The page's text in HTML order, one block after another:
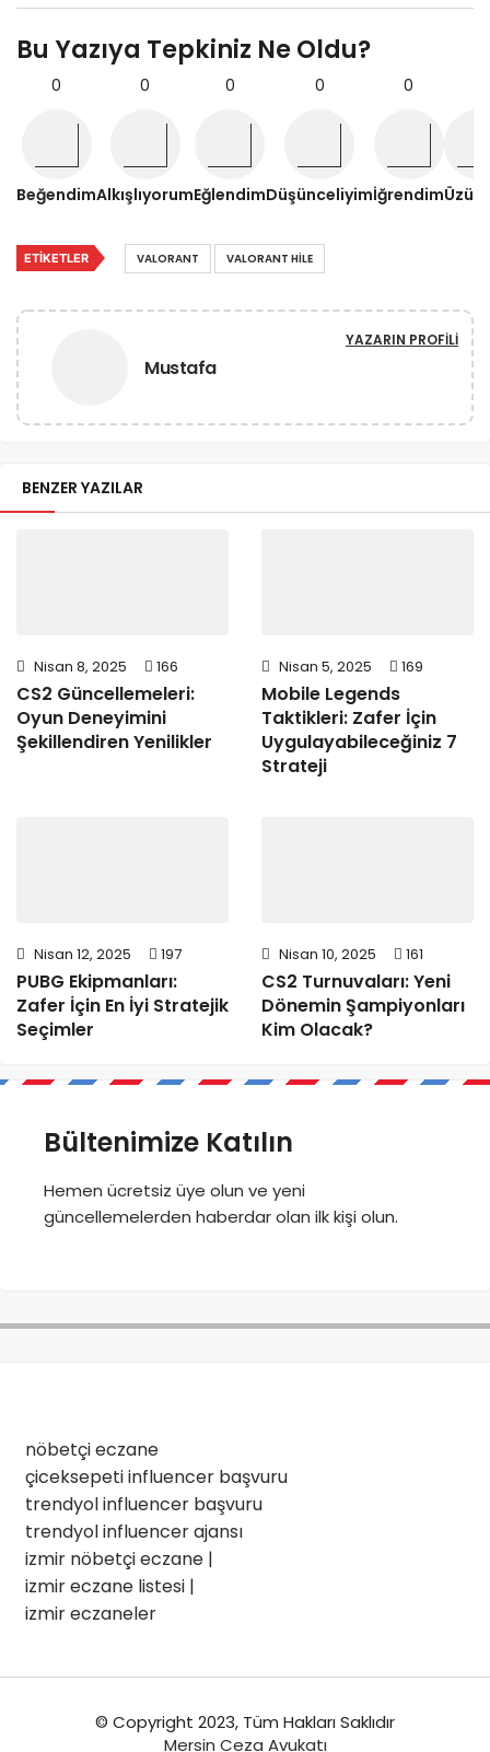
Bu Yazıya Tepkiniz Ne Oldu?
0
Beğendim
0
Alkışlıyorum
0
Eğlendim
0
Düşünceliyim
0
İğrendim
ETIKETLER VALORANT VALORANT HILE
Mustafa
YAZARIN PROFILI
BENZER YAZILAR
Nisan 8, 2025 166
CS2 Güncellemeleri:
Oyun Deneyimini
Şekillendiren Yenilikler
Nisan 5, 2025 169
Mobile Legends
Taktikleri: Zafer İçin
Uygulayabileceğiniz 7
Strateji
Nisan 12, 2025 197
PUBG Ekipmanları:
Zafer İçin En İyi Stratejik
Seçimler
Nisan 10, 2025 161
CS2 Turnuvaları: Yeni
Dönemin Şampiyonları
Kim Olacak?
Bültenimize Katılın
Hemen ücretsiz üye olun ve yeni
güncellemelerden haberdar olan ilk kişi olun.
nöbetçi eczane
çiceksepeti influencer başvuru
trendyol influencer başvuru
trendyol influencer ajansı
izmir nöbetçi eczane|
izmir eczane listesi|
izmir eczaneler
© Copyright 2023, Tüm Hakları Saklıdır
Mersin Ceza Avukatı